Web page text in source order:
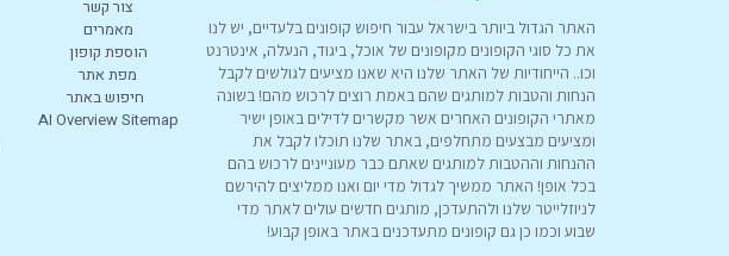
האתר הגדול ביותר בישראל עבור חיפוש קופונים בלעדיים, יש לנו
את כל סוגי הקופונים מקופונים של אוכל, ביגוד, הנעלה, אינטרנט
וכו.. הייחודיות של האתר שלנו היא שאנו מציעים לגולשים לקבל
הנחות והטבות למותגים שהם באמת רוצים לרכוש מהם! בשונה
מאתרי הקופונים האחרים אשר מקשרים לדילים באופן ישיר
ומציעים מבצעים מתחלפים, באתר שלנו תוכלו לקבל את
ההנחות וההטבות למותגים שאתם כבר מעוניינים לרכוש בהם
בכל אופן! האתר ממשיך לגדול מדי יום ואנו ממליצים להירשם
לניוזלייטר שלנו ולהתעדכן, מותגים חדשים עולים לאתר מדי
שבוע וכמו כן גם קופונים מתעדכנים באתר באופן קבוע!
צור קשר
מאמרים
הוספת קופון
מפת אתר
חיפוש באתר
AI Overview Sitemap